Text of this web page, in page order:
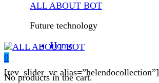
ALL ABOUT BOT
Future technology
Home
0
No products in the cart.
[rev_slider_vc alias=”helendocollection”]